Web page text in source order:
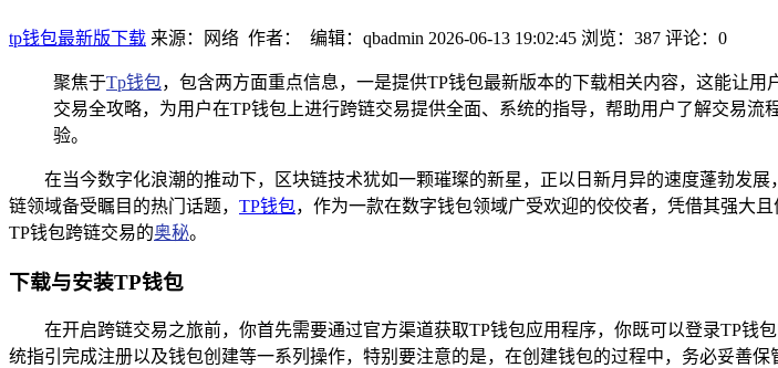
tp钱包最新版下载 来源：网络 作者： 编辑：qbadmin 2026-06-13 19:02:45 浏览：387 评论：0
聚焦于Tp钱包，包含两方面重点信息，一是提供TP钱包最新版本的下载相关内容，这能让
交易全攻略，为用户在TP钱包上进行跨链交易提供全面、系统的指导，帮助用户了解交易
验。
在当今数字化浪潮的推动下，区块链技术犹如一颗璀璨的新星，正以日新月异的速度蓬勃发
链领域备受瞩目的热门话题， TP钱包，作为一款在数字钱包领域广受欢迎的佼佼者，凭借其强大
TP钱包跨链交易的奥秘。
下载与安装TP钱包
在开启跨链交易之旅前，你首先需要通过官方渠道获取TP钱包应用程序，你既可以登录TP
统指引完成注册以及钱包创建等一系列操作，特别要注意的是，在创建钱包的过程中，务必妥善